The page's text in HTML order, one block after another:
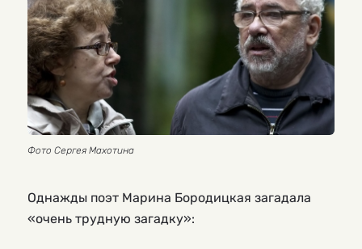
Фото Сергея Махотина
Однажды поэт Марина Бородицкая загадала
«очень трудную загадку»: